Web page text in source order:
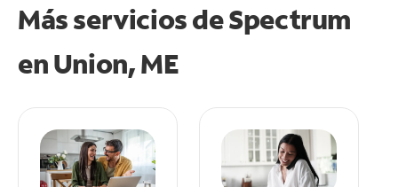
Más servicios de Spectrum
enUnion, ME